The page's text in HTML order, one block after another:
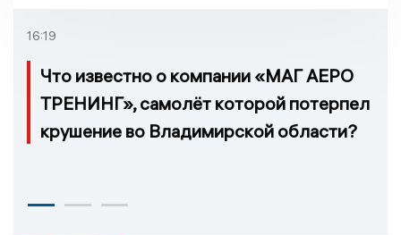
16:19
Что известно о компании «МАГ АЕРО
ТРЕНИНГ», самолёт которой потерпел
крушение во Владимирской области?